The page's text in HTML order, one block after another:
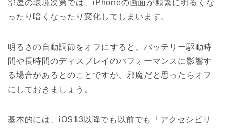
部屋の環境次第では、iPhoneの画面が頻繁に明るくな
ったり暗くなったり変化してしまいます。
明るさの自動調節をオフにすると、バッテリー駆動時
間や長時間のディスプレイのパフォーマンスに影響す
る場合があるとのことですが、邪魔だと思ったらオフ
にしておきましょう。
基本的には、iOS13以降でも以前でも「アクセシビリ